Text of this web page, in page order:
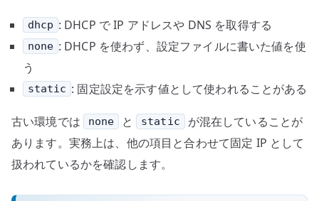
dhcp : DHCP で IP アドレスや DNS を取得する
none : DHCP を使わず、設定ファイルに書いた値を使
う
static : 固定設定を示す値として使われることがある
古い環境では none と static
が混在していることが
あります。実務上は、他の項目と合わせて固定 IP として
扱われているかを確認します。